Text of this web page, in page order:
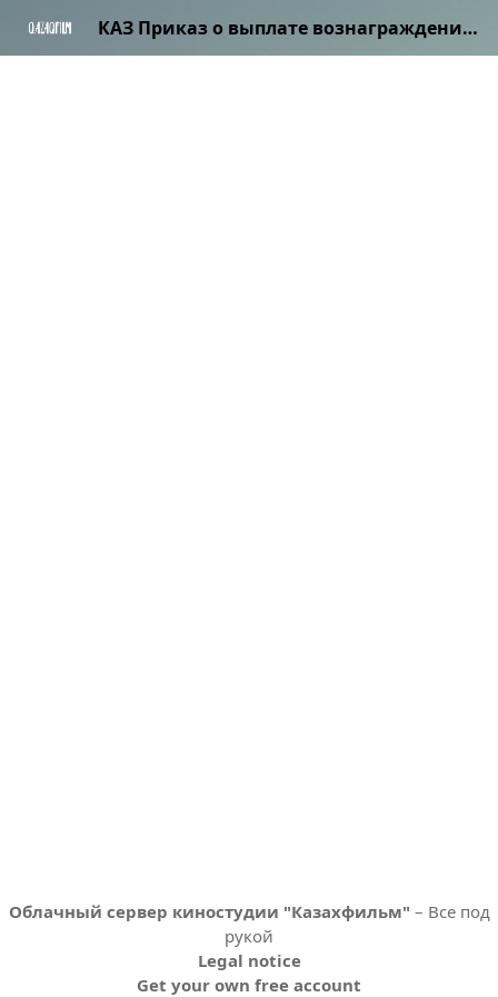
КАЗ Приказ о выплате вознаграждений.pdf
Облачный сервер киностудии "Казахфильм" – Все под
рукой
Legal notice
Get your own free account